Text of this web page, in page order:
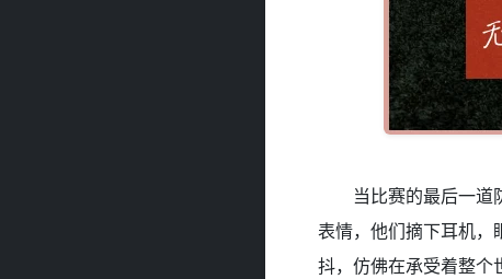
当比赛的最后一道
表情，他们摘下耳机，
抖，仿佛在承受着整个